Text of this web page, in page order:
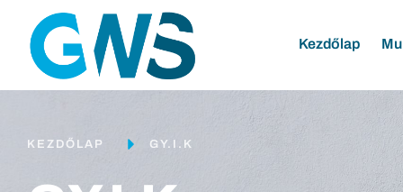
Kezdőlap
KEZDŐLAP GY.I.K